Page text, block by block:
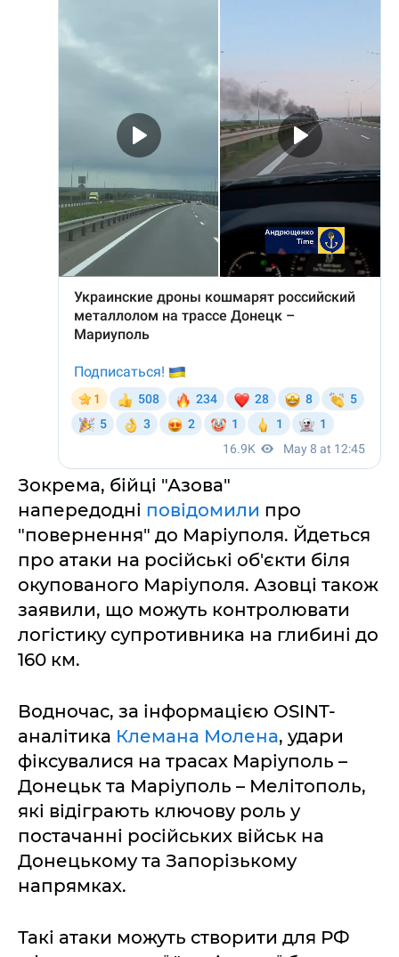
Зокрема, бійці "Азова"
напередодні повідомили про
"повернення" до Маріуполя. Йдеться
про атаки на російські об'єкти біля
окупованого Маріуполя. Азовці також
заявили, що можуть контролювати
логістику супротивника на глибині до
160 км.
Водночас, за інформацією OSINT-
аналітика Клемана Молена, удари
фіксувалися на трасах Маріуполь –
Донецьк та Маріуполь – Мелітополь,
які відіграють ключову роль у
постачанні російських військ на
Донецькому та Запорізькому
напрямках.
Такі атаки можуть створити для РФ